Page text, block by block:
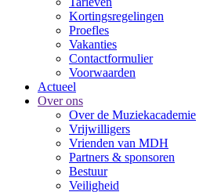
Kortingsregelingen
Proefles
Vakanties
Contactformulier
Voorwaarden
Actueel
Over ons
Over de Muziekacademie
Vrijwilligers
Vrienden van MDH
Partners & sponsoren
Bestuur
Veiligheid